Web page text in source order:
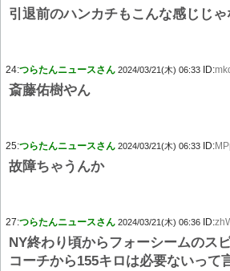
引退前のハンカチもこんな感じじゃ
24:つらたんニュースさん 2024/03/21(木) 06:33 ID:
斎藤佑樹やん
25:つらたんニュースさん 2024/03/21(木) 06:33 ID:
故障ちゃうんか
27:つらたんニュースさん 2024/03/21(木) 06:36 ID:
NY終わり頃からフォーシームのス
コーチから155キロは必要ないって